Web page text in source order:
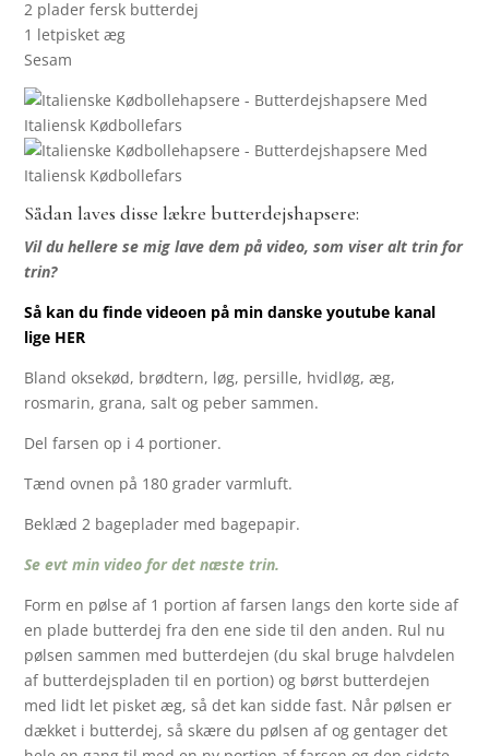
2 plader fersk butterdej
1 letpisket æg
Sesam
Sådan laves disse lækre butterdejshapsere:
Vil du hellere se mig lave dem på video, som viser alt trin for
trin?
Så kan du finde videoen på min danske youtube kanal
lige HER
Bland oksekød, brødtern, løg, persille, hvidløg, æg,
rosmarin, grana, salt og peber sammen.
Del farsen op i 4 portioner.
Tænd ovnen på 180 grader varmluft.
Beklæd 2 bageplader med bagepapir.
Se evt min video for det næste trin.
Form en pølse af 1 portion af farsen langs den korte side af
en plade butterdej fra den ene side til den anden. Rul nu
pølsen sammen med butterdejen (du skal bruge halvdelen
af butterdejspladen til en portion) og børst butterdejen
med lidt let pisket æg, så det kan sidde fast. Når pølsen er
dækket i butterdej, så skære du pølsen af og gentager det